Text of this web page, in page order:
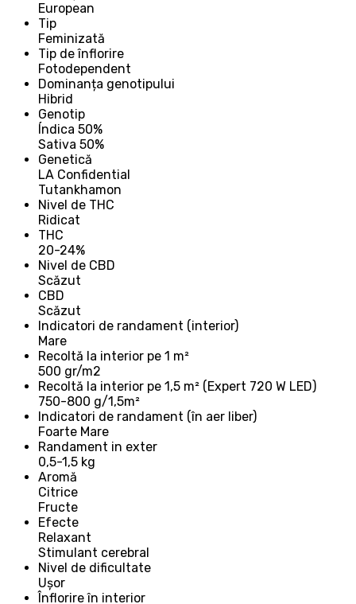
European
Tip
Feminizată
Tip de înflorire
Fotodependent
Dominanța genotipului
Hibrid
Genotip
Índica 50%
Sativa 50%
Genetică
LA Confidential
Tutankhamon
Nivel de THC
Ridicat
THC
20-24%
Nivel de CBD
Scăzut
CBD
Scăzut
Indicatori de randament (interior)
Mare
Recoltă la interior pe 1 m²
500 gr/m2
Recoltă la interior pe 1,5 m² (Expert 720 W LED)
750-800 g/1,5m²
Indicatori de randament (în aer liber)
Foarte Mare
Randament in exter
0,5-1,5 kg
Aromă
Citrice
Fructe
Efecte
Relaxant
Stimulant cerebral
Nivel de dificultate
Ușor
Înflorire în interior